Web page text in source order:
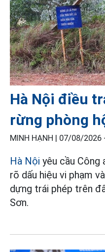
Hà Nội điều
rừng phòng
MINH HẠNH | 07/08/2026
Hà Nội yêu cầu Công
rõ dấu hiệu vi phạm
dựng trái phép trên
Sơn.